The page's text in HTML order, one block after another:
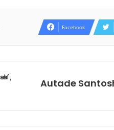
Facebook
Autade